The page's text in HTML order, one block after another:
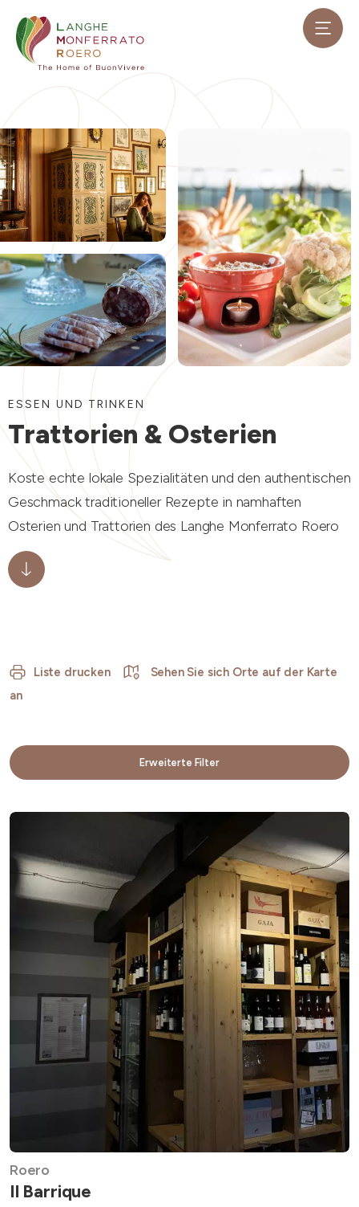
ESSEN UND TRINKEN
Trattorien & Osterien
Koste echte lokale Spezialitäten und den authentischen
Geschmack traditioneller Rezepte in namhaften
Osterien und Trattorien des Langhe Monferrato Roero
Liste drucken
Sehen Sie sich Orte auf der Karte
an
Erweiterte Filter
Roero
Il Barrique